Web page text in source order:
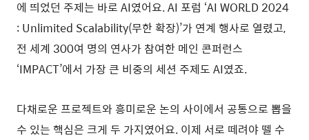
에 띄었던 주제는 바로 AI였어요. AI 포럼 ‘AI WORLD 2024
: ​Unlimited Scalability(무한 확장)’가 연계 행사로 열렸고,
전 세계 300여 명의 연사가 참여한 메인 콘퍼런스
‘IMPACT’에서 가장 큰 비중의 세션 주제도 AI였죠.
다채로운 프로젝트와 흥미로운 논의 사이에서 공통으로 뽑을
수 있는 핵심은 크게 두 가지였어요. 이제 서로 떼려야 뗄 수